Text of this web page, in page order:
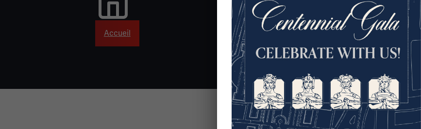
Accueil Comment déposer une demande